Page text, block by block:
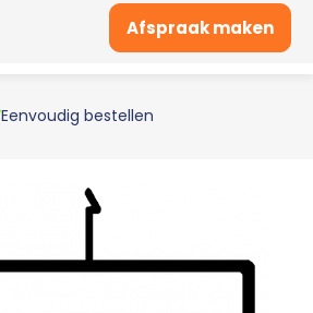
Afspraak maken
Eenvoudig bestellen